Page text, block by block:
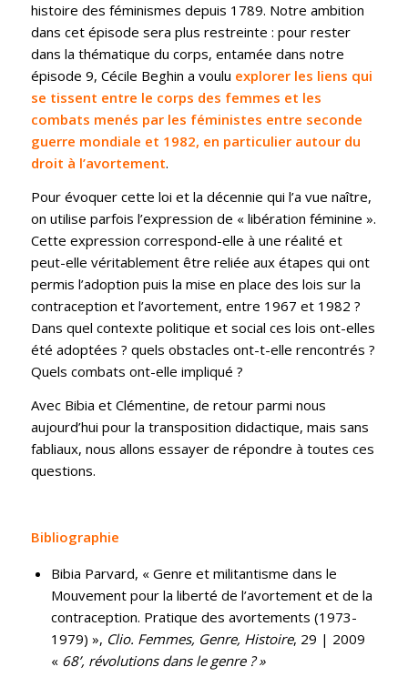
histoire des féminismes depuis 1789. Notre ambition
dans cet épisode sera plus restreinte : pour rester
dans la thématique du corps, entamée dans notre
épisode 9, Cécile Beghin a voulu explorer les liens qui
se tissent entre le corps des femmes et les
combats menés par les féministes entre seconde
guerre mondiale et 1982, en particulier autour du
droit à l’avortement.
Pour évoquer cette loi et la décennie qui l’a vue naître,
on utilise parfois l’expression de « libération féminine ».
Cette expression correspond-elle à une réalité et
peut-elle véritablement être reliée aux étapes qui ont
permis l’adoption puis la mise en place des lois sur la
contraception et l’avortement, entre 1967 et 1982 ?
Dans quel contexte politique et social ces lois ont-elles
été adoptées ? quels obstacles ont-t-elle rencontrés ?
Quels combats ont-elle impliqué ?
Avec Bibia et Clémentine, de retour parmi nous
aujourd’hui pour la transposition didactique, mais sans
fabliaux, nous allons essayer de répondre à toutes ces
questions.
Bibliographie
Bibia Parvard, « Genre et militantisme dans le
Mouvement pour la liberté de l’avortement et de la
contraception. Pratique des avortements (1973-
1979) », Clio. Femmes, Genre, Histoire, 29 | 2009
« 68’, révolutions dans le genre ? »